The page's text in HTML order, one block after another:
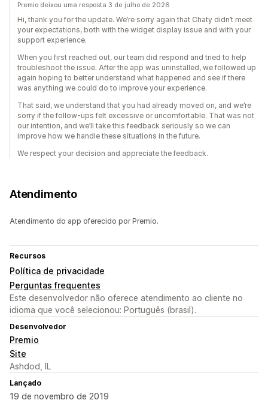
Premio deixou uma resposta 3 de julho de 2026
Hi, thank you for the update. We’re sorry again that Chaty didn’t meet
your expectations, both with the widget display issue and with your
support experience.
When you first reached out, our team did respond and tried to help
troubleshoot the issue. After the app was uninstalled, we followed up
again hoping to better understand what happened and see if there
was anything we could do to improve your experience.
That said, we understand that you had already moved on, and we’re
sorry if the follow-ups felt excessive or uncomfortable. That was not
our intention, and we’ll take this feedback seriously so we can
improve how we handle these situations in the future.
We respect your decision and appreciate the feedback.
Atendimento
Atendimento do app oferecido por Premio.
Recursos
Política de privacidade
Perguntas frequentes
Este desenvolvedor não oferece atendimento ao cliente no
idioma que você selecionou: Português (brasil).
Desenvolvedor
Premio
Site
Ashdod, IL
Lançado
19 de novembro de 2019